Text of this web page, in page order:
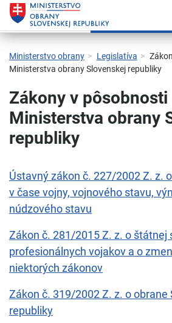
Skočiť na hlavnú navigáciu
Skočiť na obsah
Skočiť na bočný panel
Skočiť na pätičku
Kontakt
Prehlásenie o prístupnosti
Ministerstvo obrany Legislatíva
Ministerstva obrany Slovenskej republiky
Zákony v pôsobnosti
Ministerstva obrany
republiky
Ústavný zákon č. 227/2002 Z. z.
v čase vojny, vojnového stavu,
núdzového stavu
Zákon č. 281/2015 Z. z. o štátnej
profesionálnych vojakov a o
niektorých zákonov
Zákon č. 319/2002 Z. z. o obrane
republiky